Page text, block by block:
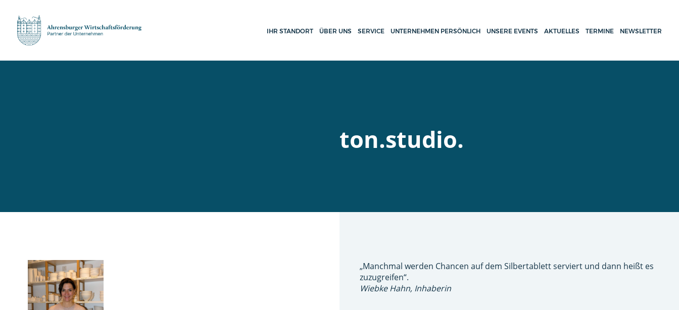
IHR STANDORT ÜBER UNS SERVICE UNTERNEHMEN PERSÖNLICH UNSERE EVENTS AKTUELLES TERMINE NEWSLETTER
ton.studio.
„Manchmal werden Chancen auf dem Silbertablett serviert und dann heißt es
zuzugreifen“.
Wiebke Hahn, Inhaberin